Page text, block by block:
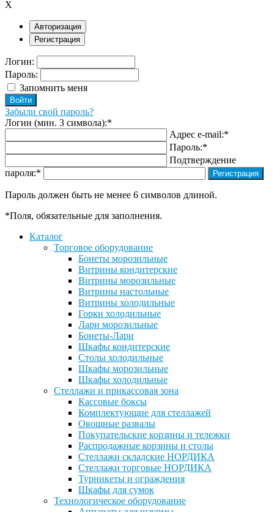
X
Авторизация
Регистрация
Логин:
Пароль:
Запомнить меня
Забыли свой пароль?
Логин (мин. 3 символа):*
Адрес e-mail:*
Пароль:*
Подтверждение
пароля:*
Пароль должен быть не менее 6 символов длиной.
*Поля, обязательные для заполнения.
Каталог
Торговое оборудование
Бонеты морозильные
Витрины кондитерские
Витрины морозильные
Витрины настольные
Витрины холодильные
Горки холодильные
Лари морозильные
Бонеты-Лари
Шкафы кондитерские
Столы холодильные
Шкафы морозильные
Шкафы холодильные
Стеллажи и прикассовая зона
Кассовые боксы
Комплектующие для стеллажей
Овощные развалы
Покупательские корзины и тележки
Распродажные корзины и столы
Стеллажи складские НОРДИКА
Стеллажи торговые НОРДИКА
Турникеты и ограждения
Шкафы для сумок
Технологическое оборудование